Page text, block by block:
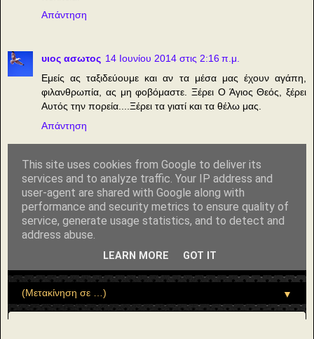
Απάντηση
υιος ασωτος 14 Ιουνίου 2014 στις 2:16 π.μ.
Εμείς ας ταξιδεύουμε και αν τα μέσα μας έχουν αγάπη,
φιλανθρωπία, ας μη φοβόμαστε. Ξέρει Ο Άγιος Θεός, ξέρει
Αυτός την πορεία....Ξέρει τα γιατί και τα θέλω μας.
Απάντηση